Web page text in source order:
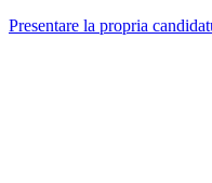
Presentare la propria